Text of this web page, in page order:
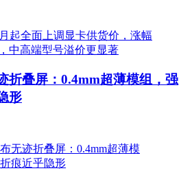
折叠屏：0.4mm超薄模组，强
形